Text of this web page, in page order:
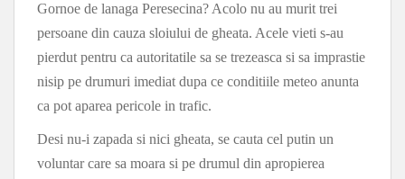
Gornoe de lanaga Peresecina? Acolo nu au murit trei
persoane din cauza sloiului de gheata. Acele vieti s-au
pierdut pentru ca autoritatile sa se trezeasca si sa imprastie
nisip pe drumuri imediat dupa ce conditiile meteo anunta
ca pot aparea pericole in trafic.
Desi nu-i zapada si nici gheata, se cauta cel putin un
voluntar care sa moara si pe drumul din apropierea